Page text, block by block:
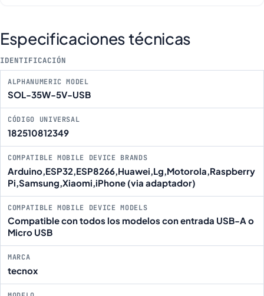
Especificaciones técnicas
IDENTIFICACIÓN
ALPHANUMERIC MODEL
SOL-35W-5V-USB
CÓDIGO UNIVERSAL
182510812349
COMPATIBLE MOBILE DEVICE BRANDS
Arduino,ESP32,ESP8266,Huawei,Lg,Motorola,Raspberry
Pi,Samsung,Xiaomi,iPhone (via adaptador)
COMPATIBLE MOBILE DEVICE MODELS
Compatible con todos los modelos con entrada USB-A o
Micro USB
MARCA
tecnox